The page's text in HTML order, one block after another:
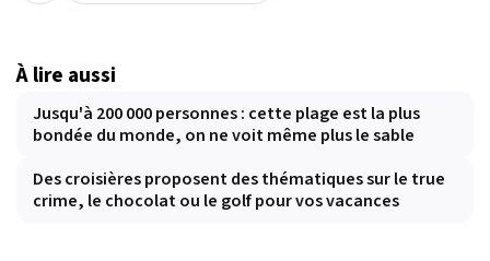
À lire aussi
Jusqu'à 200 000 personnes : cette plage est la plus
bondée du monde, on ne voit même plus le sable
Des croisières proposent des thématiques sur le true
crime, le chocolat ou le golf pour vos vacances